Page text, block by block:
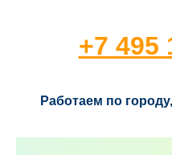
+7 495
Работаем по